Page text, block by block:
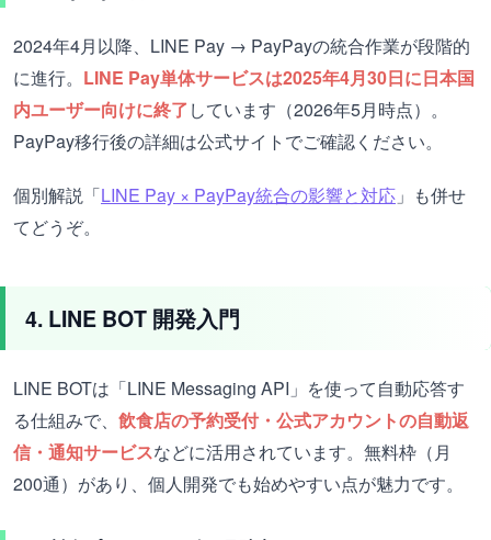
2024年4月以降、LINE Pay → PayPayの統合作業が段階的
に進行。 LINE Pay単体サービスは2025年4月30日に日本国
内ユーザー向けに終了しています（2026年5月時点）。
PayPay移行後の詳細は公式サイトでご確認ください。
個別解説「LINE Pay × PayPay統合の影響と対応 」も併せ
てどうぞ。
4. LINE BOT 開発入門
LINE BOTは「LINE Messaging API」を使って自動応答す
る仕組みで、 飲食店の予約受付・公式アカウントの自動返
信・通知サービスなどに活用されています。無料枠（月
200通）があり、個人開発でも始めやすい点が魅力です。